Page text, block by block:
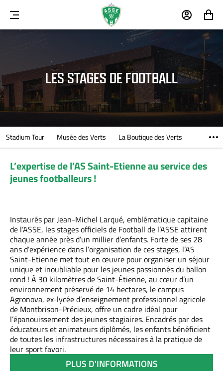
MENU MON
COMPTE
MON
PANIER
LES STAGES DE FOOTBALL
Stadium Tour Musée des Verts La Boutique des Verts
L’expertise de l’AS Saint-Etienne au service des
jeunes footballeurs !
Instaurés par Jean-Michel Larqué, emblématique capitaine
de l’ASSE, les stages officiels de Football de l’ASSE attirent
chaque année près d’un millier d’enfants. Forte de ses 28
ans d’expérience dans l’organisation de ces stages, l’AS
Saint-Etienne met tout en œuvre pour organiser un séjour
unique et inoubliable pour les jeunes passionnés du ballon
rond ! À 30 kilomètres de Saint-Étienne, au cœur d’un
environnement préservé de 14 hectares, le campus
Agronova, ex-lycée d’enseignement professionnel agricole
de Montbrison-Précieux, offre un cadre idéal pour
l’épanouissement des jeunes stagiaires. Encadrés par des
éducateurs et animateurs diplômés, les enfants bénéficient
de toutes les infrastructures nécessaires à la pratique de
leur sport favori.
PLUS D'INFORMATIONS